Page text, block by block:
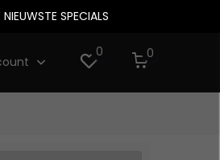
SPECIALS
0 0